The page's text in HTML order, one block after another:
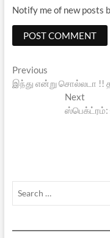
Notify me of new posts
Post
navigation
PreviousPrevious
post:
இந்து என்று சொல்லடா !!
Next
post: